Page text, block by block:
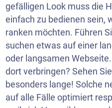
gefälligen Look muss die
einfach zu bedienen sein,
ranken möchten. Führen
suchen etwas auf einer
oder langsamen
dort verbringen? Sehen
besonders lange! Solche
auf alle Fälle optimiert